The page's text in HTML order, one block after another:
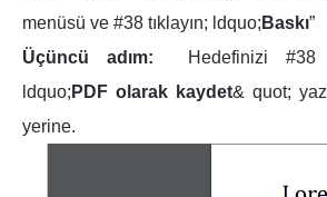
menüsü ve #38 tıklayın; ldquo; Baskı”
Üçüncü adım: Hedefinizi #38
ldquo; PDF olarak kaydet& quot;
yerine.